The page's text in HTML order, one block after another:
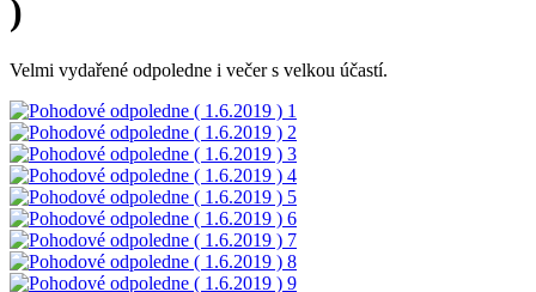
)
Velmi vydařené odpoledne i večer s velkou účastí.